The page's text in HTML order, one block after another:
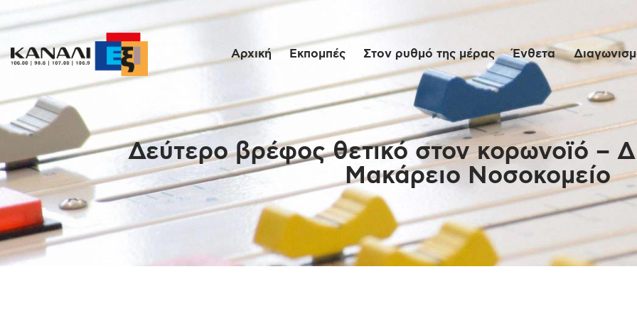
Αρχική Εκπομπές Στον ρυθμό της μέρας Ένθετα
Δεύτερο βρέφος θετικό στον κορωνοϊό –
Μακάρειο Νοσοκομείο
Αρχική
Εκπομπές
Στον ρυθμό της
μέρας
Ένθετα
Διαγωνισμοί/Live
Links